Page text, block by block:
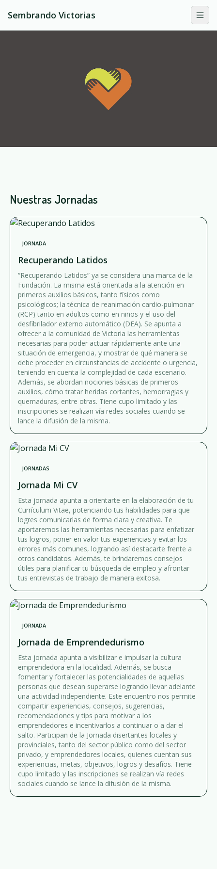
Sembrando Victorias
Nuestras Jornadas
JORNADA
Recuperando Latidos
“Recuperando Latidos” ya se considera una marca de la
Fundación. La misma está orientada a la atención en
primeros auxilios básicos, tanto físicos como
psicológicos; la técnica de reanimación cardio-pulmonar
(RCP) tanto en adultos como en niños y el uso del
desfibrilador externo automático (DEA). Se apunta a
ofrecer a la comunidad de Victoria las herramientas
necesarias para poder actuar rápidamente ante una
situación de emergencia, y mostrar de qué manera se
debe proceder en circunstancias de accidente o urgencia,
teniendo en cuenta la complejidad de cada escenario.
Además, se abordan nociones básicas de primeros
auxilios, cómo tratar heridas cortantes, hemorragias y
quemaduras, entre otras. Tiene cupo limitado y las
inscripciones se realizan vía redes sociales cuando se
lance la difusión de la misma.
JORNADAS
Jornada Mi CV
Esta jornada apunta a orientarte en la elaboración de tu
Currículum Vitae, potenciando tus habilidades para que
logres comunicarlas de forma clara y creativa. Te
aportaremos las herramientas necesarias para enfatizar
tus logros, poner en valor tus experiencias y evitar los
errores más comunes, logrando así destacarte frente a
otros candidatos. Además, te brindaremos consejos
útiles para planificar tu búsqueda de empleo y afrontar
tus entrevistas de trabajo de manera exitosa.
JORNADA
Jornada de Emprendedurismo
Esta jornada apunta a visibilizar e impulsar la cultura
emprendedora en la localidad. Además, se busca
fomentar y fortalecer las potencialidades de aquellas
personas que desean superarse logrando llevar adelante
una actividad independiente. Este encuentro nos permite
compartir experiencias, consejos, sugerencias,
recomendaciones y tips para motivar a los
emprendedores e incentivarlos a continuar o a dar el
salto. Participan de la Jornada disertantes locales y
provinciales, tanto del sector público como del sector
privado, y emprendedores locales, quienes cuentan sus
experiencias, metas, objetivos, logros y desafíos. Tiene
cupo limitado y las inscripciones se realizan vía redes
sociales cuando se lance la difusión de la misma.